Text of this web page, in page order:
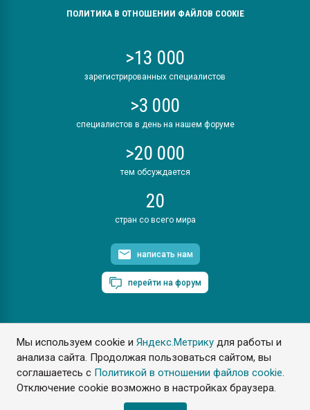
Мы используем cookie иЯндекс.Метрику для работы и
анализа сайта. Продолжая пользоваться сайтом, вы
соглашаетесь с Политикой в отношении файлов cookie.
Отключение cookie возможно в настройках браузера.
ПОЛИТИКА В ОТНОШЕНИИ ФАЙЛОВ COOKIE
>13 000
зарегистрированных специалистов
>3 000
специалистов в день на нашем форуме
>20 000
тем обсуждается
20
стран со всего мира
написать нам
перейти на форум
ПластЭксперт © 2006. Все права защищены
Разрешается копирование материалов сайта с обязательной
ссылкой на www.e-plastic.ru
Разработка сайта